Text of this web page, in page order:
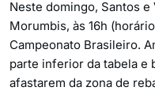
Neste domingo, Santos
Morumbis, às 16h
Campeonato Brasileiro.
parte inferior da tabela e
afastarem da zona de